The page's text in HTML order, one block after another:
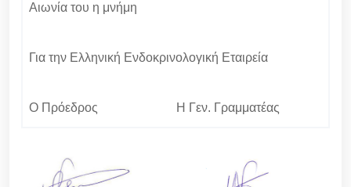
Αιωνία του η μνήμη
Για την Ελληνική Ενδοκρινολογική Εταιρεία
Ο Πρόεδρος Η Γεν. Γραμματέας